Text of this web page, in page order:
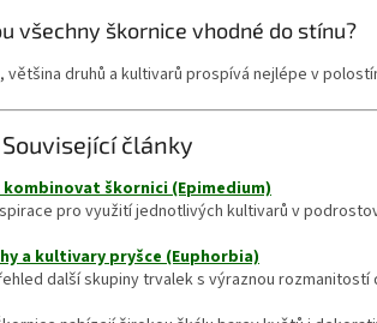
všechny škornice vhodné do stínu?
většina druhů a kultivarů prospívá nejlépe v
články
kombinovat škornici (Epimedium)
pro využití jednotlivých kultivarů v
a kultivary pryšce (Euphorbia)
další skupiny trvalek s výraznou rozmanitostí